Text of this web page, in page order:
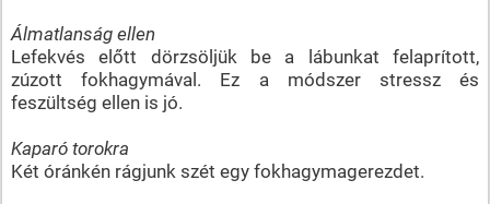
Álmatlanság ellen
Lefekvés előtt dörzsöljük be a lábunkat felaprított,
zúzott fokhagymával. Ez a módszer stressz és
feszültség ellen is jó.
Kaparó torokra
Két óránkén rágjunk szét egy fokhagymagerezdet.